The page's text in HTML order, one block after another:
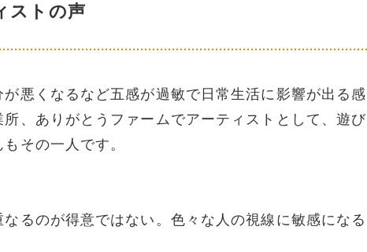
ストの声
悪くなるなど五感が過敏で日常生活に影響が出る感
、ありがとうファームでアーティストとして、遊び
その一人です。
るのが得意ではない。色々な人の視線に敏感になる